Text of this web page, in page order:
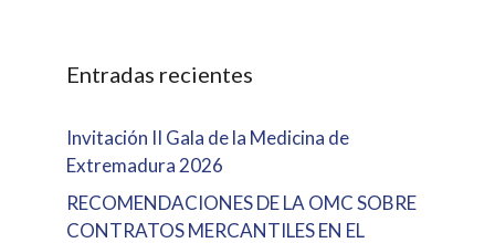
Entradas recientes
Invitación II Gala de la Medicina de
Extremadura 2026
RECOMENDACIONES DE LA OMC SOBRE
CONTRATOS MERCANTILES EN EL